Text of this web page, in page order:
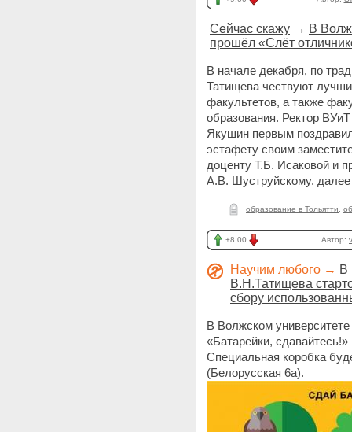
Сейчас скажу → В
прошёл «Слёт
В начале декабря, по
Татищева чествуют
факультетов, а также
образования. Ректор
Якушин первым
эстафету своим
доценту Т.Б. Исаковой и
А.В. Шуструйскому.
образование в Тольятти
+8.00 Автор:
Научим любого → В
В.Н.Татищева
сбору
В Волжском
«Батарейки,
Специальная коробка
(Белорусская 6а).